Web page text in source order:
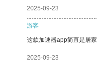
2025-09-23
游客
这款加速器app简直是居
2025-09-23